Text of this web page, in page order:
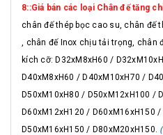
8::Giá bán các loại Chân đế tăng
chân đế thép bọc cao su, chân đế
, chân đế Inox chịu tải trọng,
kích cỡ: D32xM8xH60 /
D40xM8xH60 / D40xM10xH70 /
D50xM10xH80 / D50xM12xH100 /
D60xM12xH120 / D60xM16xH150
D50xM16xH150 / D80xM20xH150.